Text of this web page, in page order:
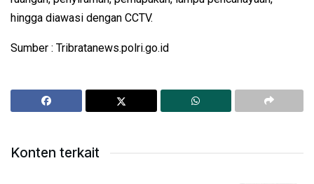
hingga diawasi dengan CCTV.
Sumber : Tribratanews.polri.go.id
Konten terkait